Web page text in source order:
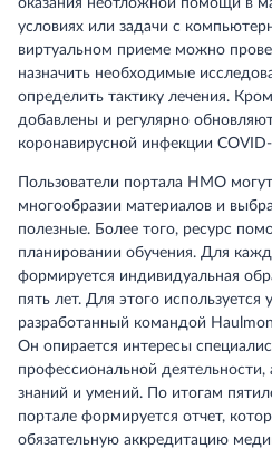
оказания неотложной помощи в
условиях или задачи с
виртуальном приеме можно
назначить необходимые
определить тактику лечения.
добавлены и регулярно
коронавирусной инфекции
Пользователи портала НМО
многообразии материалов и
полезные. Более того, ресурс
планировании обучения. Для
формируется индивидуальная
пять лет. Для этого
разработанный командой
Он опирается интересы
профессиональной деятельности,
знаний и умений. По итогам
портале формируется отчет,
обязательную аккредитацию